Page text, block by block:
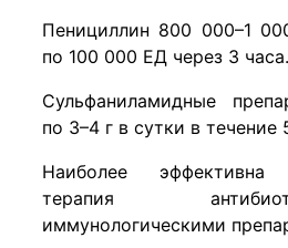
Пенициллин 800 000–1
по 100 000 ЕД через 3 часа.
Сульфаниламидные
по 3–4 г в сутки в течение
Наиболее эффективна
терапия
иммунологическими